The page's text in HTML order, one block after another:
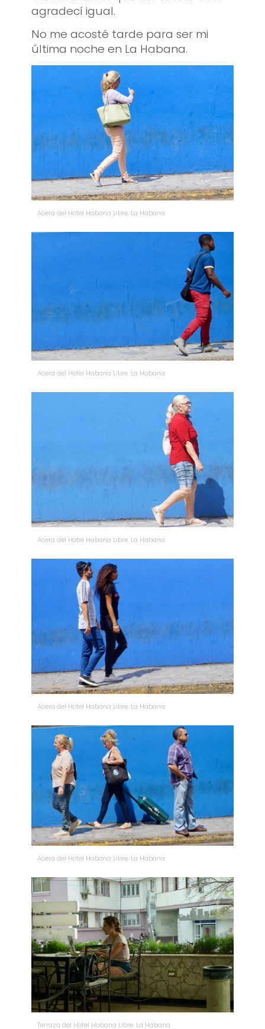
agradecí igual.
No me acosté tarde para ser mi
última noche en La Habana.
Acera del Hotel Habana Libre. La Habana.
Acera del Hotel Habana Libre. La Habana.
Acera del Hotel Habana Libre. La Habana.
Acera del Hotel Habana Libre. La Habana.
Acera del Hotel Habana Libre. La Habana.
Terraza del Hotel Habana Libre. La Habana.